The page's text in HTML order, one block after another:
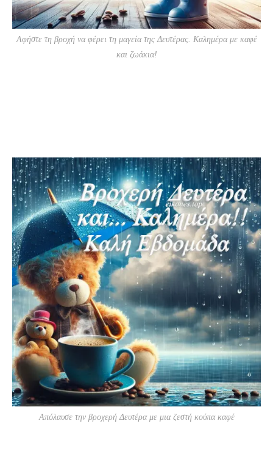
Αφήστε τη βροχή να φέρει τη μαγεία της Δευτέρας. Καλημέρα με καφέ
και ζωάκια!
Απόλαυσε την βροχερή Δευτέρα με μια ζεστή κούπα καφέ